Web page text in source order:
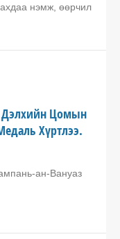
нэмж, өөрчил
Дэлхийн Цомын
Хүртлээ.
ан-Вануаз